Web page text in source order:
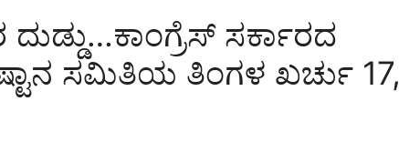
ಸರ್ಕಾರದ
ಸಮಿತಿಯ ತಿಂಗಳ ಖರ್ಚು 17,